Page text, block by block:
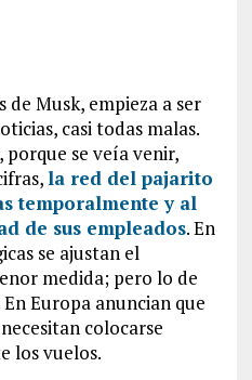
Musk, empieza a ser
casi todas malas.
se veía venir,
la red del pajarito
temporalmente y al
de sus empleados. En
se ajustan el
medida; pero lo de
Europa anuncian que
colocarse
los vuelos.